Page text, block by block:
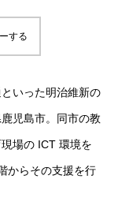
する
いった明治維新の
児島市。同市の教
場の ICT 環境を
からその支援を行